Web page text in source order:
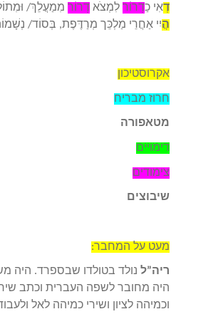
דְאִי כַדְרוֹר לִמְצֹא דְרוֹר מִמַעֲלֵךְ/
הֲיִי אַחֲרֵי מַלְכֵּך מְרַדֶּפֶת, בְּסוֹד/
אקרוסטיכון
חרוז מבריח
מטאפורה
דימויים
צימודים
שיבוצים
מעט על המחבר:
ריה”ל
היה מחובר לשפה העברית וכתב
וכמיהה לציון ושירי כמיהה לאל